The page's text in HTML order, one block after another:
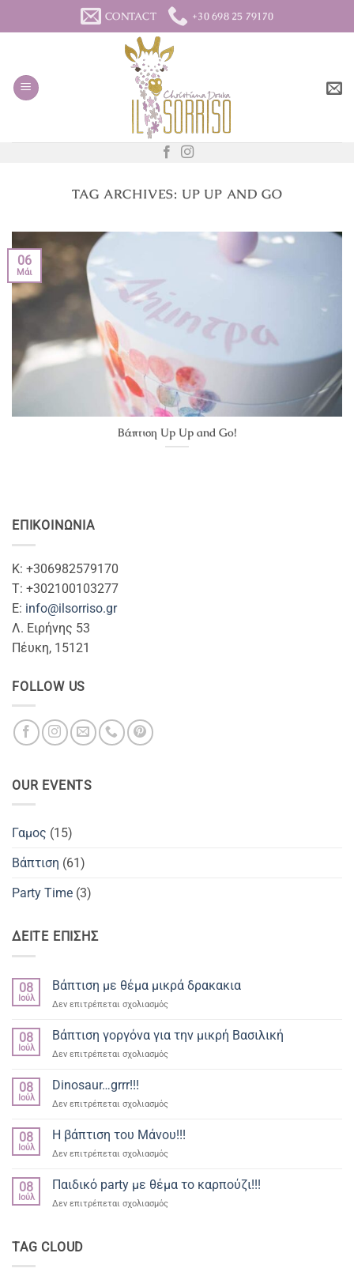
στο
CONTACT +30 698 25 79170
TAG ARCHIVES: UP UP AND GO
Βάπτιση Up Up and Go!
06
Μάι
ΕΠΙΚΟΙΝΩΝΊΑ
Κ: +306982579170
T: +302100103277
Ε: info@ilsorriso.gr
Λ. Ειρήνης 53
Πέυκη, 15121
FOLLOW US
OUR EVENTS
Γαμος (15)
Βάπτιση (61)
Party Time (3)
ΔΕΙΤΕ ΕΠΙΣΗΣ
08
Ιούλ
Βάπτιση με θέμα μικρά δρακακια
Δεν επιτρέπεται σχολιασμόςστο
με
θέμα
μικρά
08
Ιούλ
Βάπτιση γοργόνα για την μικρή Βασιλική
Δεν επιτρέπεται σχολιασμόςστο
την
Βασιλική
08
Ιούλ
Dinosaur…grrr!!!
Δεν επιτρέπεται σχολιασμόςστο
grrr!!!
08
Ιούλ
Η βάπτιση του Μάνου!!!
Δεν επιτρέπεται σχολιασμόςστο
βάπτιση
Μάνου!!!
08
Ιούλ
Παιδικό party με θέμα το καρπούζι!!!
Δεν επιτρέπεται σχολιασμόςστο
TAG CLOUD